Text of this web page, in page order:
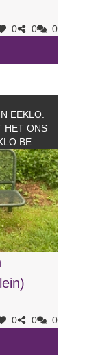
0 0 0
EEKLO.
HET ONS
0 0 0